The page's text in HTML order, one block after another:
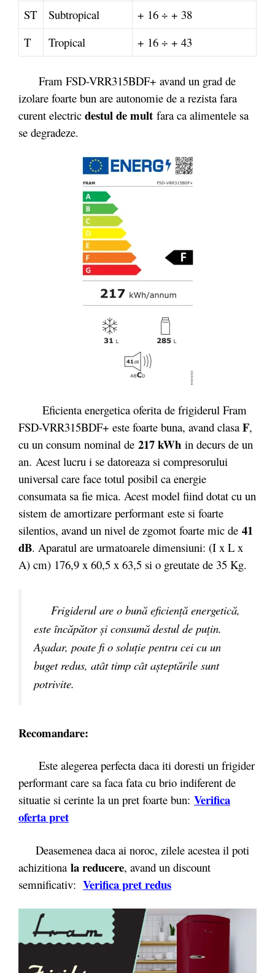
ST Subtropical
+ 16 ÷ + 38
T
Tropical + 16 ÷ + 43
Fram FSD-VRR315BDF+ avand un grad de
izolare foarte bun are autonomie de a rezista fara
curent electric destul de mult fara ca alimentele sa
se degradeze.
Eficienta energetica oferita de frigiderul Fram
FSD-VRR315BDF+ este foarte buna, avand clasa F,
cu un consum nominal de 217 kWh in decurs de un
an. Acest lucru i se datoreaza si compresorului
universal care face totul posibil ca energie
consumata sa fie mica. Acest model fiind dotat cu un
sistem de amortizare performant este si foarte
silentios, avand un nivel de zgomot foarte mic de 41
dB. Aparatul are urmatoarele dimensiuni: (I x L x
A) cm) 176,9 x 60,5 x 63,5 si o greutate de 35 Kg.
Frigiderul are o bună eficienţă energetică,
este încăpător şi consumă destul de puţin.
Aşadar, poate fi o soluţie pentru cei cu un
buget redus, atât timp cât aşteptările sunt
potrivite.
Recomandare:
Este alegerea perfecta daca iti doresti un frigider
performant care sa faca fata cu brio indiferent de
situatie si cerinte la un pret foarte bun: Verifica
oferta pret
Deasemenea daca ai noroc, zilele acestea il poti
achizitiona la reducere, avand un discount
semnificativ: Verifica pret redus